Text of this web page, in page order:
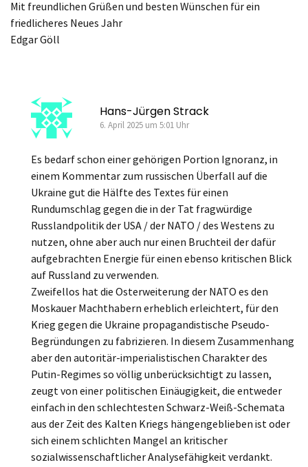
Mit freundlichen Grüßen und besten Wünschen für ein
friedlicheres Neues Jahr
Edgar Göll
Hans-Jürgen Strack
6. April 2025 um 5:01 Uhr
Es bedarf schon einer gehörigen Portion Ignoranz, in
einem Kommentar zum russischen Überfall auf die
Ukraine gut die Hälfte des Textes für einen
Rundumschlag gegen die in der Tat fragwürdige
Russlandpolitik der USA / der NATO / des Westens zu
nutzen, ohne aber auch nur einen Bruchteil der dafür
aufgebrachten Energie für einen ebenso kritischen Blick
auf Russland zu verwenden.
Zweifellos hat die Osterweiterung der NATO es den
Moskauer Machthabern erheblich erleichtert, für den
Krieg gegen die Ukraine propagandistische Pseudo-
Begründungen zu fabrizieren. In diesem Zusammenhang
aber den autoritär-imperialistischen Charakter des
Putin-Regimes so völlig unberücksichtigt zu lassen,
zeugt von einer politischen Einäugigkeit, die entweder
einfach in den schlechtesten Schwarz-Weiß-Schemata
aus der Zeit des Kalten Kriegs hängengeblieben ist oder
sich einem schlichten Mangel an kritischer
sozialwissenschaftlicher Analysefähigkeit verdankt.